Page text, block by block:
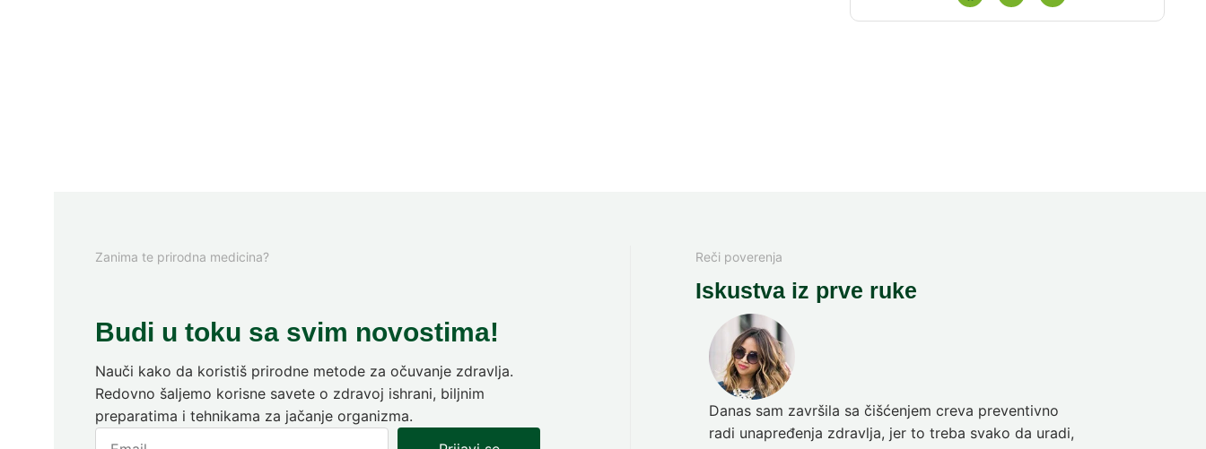
Zanima te prirodna medicina?
Budi u toku sa svim novostima!
Nauči kako da koristiš prirodne metode za očuvanje zdravlja.
Redovno šaljemo korisne savete o zdravoj ishrani, biljnim
preparatima i tehnikama za jačanje organizma.
Reči poverenja
Iskustva iz prve ruke
Danas sam završila sa čišćenjem creva preventivno
radi unapređenja zdravlja, jer to treba svako da uradi,